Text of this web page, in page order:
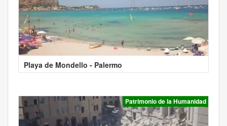
Playa de Mondello - Palermo
Patrimonio de la Humanidad